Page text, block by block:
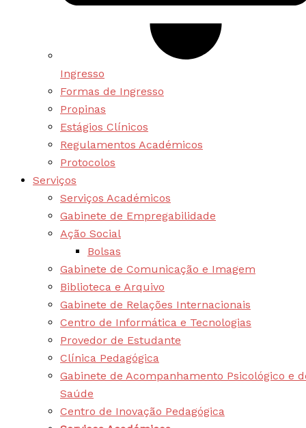
Ingresso
Formas de Ingresso
Propinas
Estágios Clínicos
Regulamentos Académicos
Protocolos
Serviços
Serviços Académicos
Gabinete de Empregabilidade
Ação Social
Bolsas
Gabinete de Comunicação e Imagem
Biblioteca e Arquivo
Gabinete de Relações Internacionais
Centro de Informática e Tecnologias
Provedor de Estudante
Clínica Pedagógica
Gabinete de Acompanhamento Psicológico e
Saúde
Centro de Inovação Pedagógica